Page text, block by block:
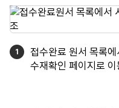
접수완료 원서 목록
수재확인 페이지로 이